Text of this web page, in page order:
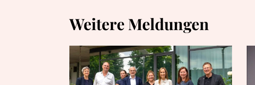
Weitere Meldungen